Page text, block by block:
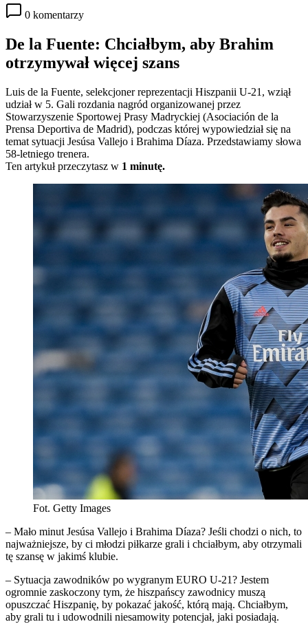
0 komentarzy
De la Fuente: Chciałbym, aby Brahim
otrzymywał więcej szans
Luis de la Fuente, selekcjoner reprezentacji Hiszpanii U-21, wziął
udział w 5. Gali rozdania nagród organizowanej przez
Stowarzyszenie Sportowej Prasy Madryckiej (Asociación de la
Prensa Deportiva de Madrid), podczas której wypowiedział się na
temat sytuacji Jesúsa Vallejo i Brahima Díaza. Przedstawiamy słowa
58-letniego trenera.
Ten artykuł przeczytasz w 1 minutę.
Fot. Getty Images
– Mało minut Jesúsa Vallejo i Brahima Díaza? Jeśli chodzi o nich, to
najważniejsze, by ci młodzi piłkarze grali i chciałbym, aby otrzymali
tę szansę w jakimś klubie.
– Sytuacja zawodników po wygranym EURO U-21? Jestem
ogromnie zaskoczony tym, że hiszpańscy zawodnicy muszą
opuszczać Hiszpanię, by pokazać jakość, którą mają. Chciałbym,
aby grali tu i udowodnili niesamowity potencjał, jaki posiadają.